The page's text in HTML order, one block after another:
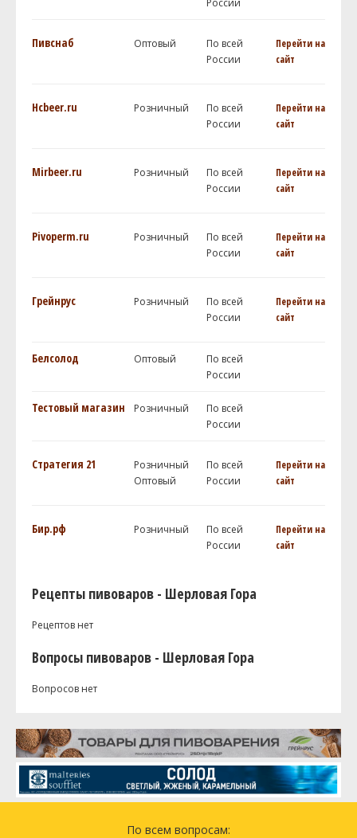
Пивснаб Оптовый
По всей
России
Перейти на
сайт
Hcbeer.ru Розничный
По всей
России
Перейти на
сайт
Mirbeer.ru Розничный
По всей
России
Перейти на
сайт
Pivoperm.ru Розничный
По всей
России
Перейти на
сайт
Грейнрус Розничный
По всей
России
Перейти на
сайт
Белсолод Оптовый
По всей
России
Тестовый магазин Розничный
По всей
России
Стратегия 21
Розничный
Оптовый
По всей
России
Перейти на
сайт
Бир.рф Розничный
По всей
России
Перейти на
сайт
Рецепты пивоваров - Шерловая Гора
Рецептов нет
Вопросы пивоваров - Шерловая Гора
Вопросов нет
По всем вопросам: